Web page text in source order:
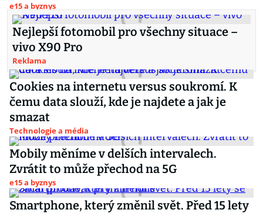
e15 a byznys
Nejlepší fotomobil pro všechny situace –
vivo X90 Pro
Reklama
Cookies na internetu versus soukromí. K
čemu data slouží, kde je najdete a jak je
smazat
Technologie a média
Mobily měníme v delších intervalech.
Zvrátit to může přechod na 5G
e15 a byznys
Smartphone, který změnil svět. Před 15 lety